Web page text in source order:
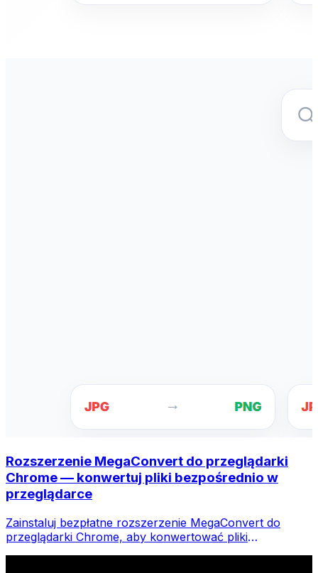
Rozszerzenie MegaConvert do przeglądarki
Chrome — konwertuj pliki bezpośrednio w
przeglądarce
Zainstaluj bezpłatne rozszerzenie MegaConvert do
przeglądarki Chrome, aby konwertować pliki